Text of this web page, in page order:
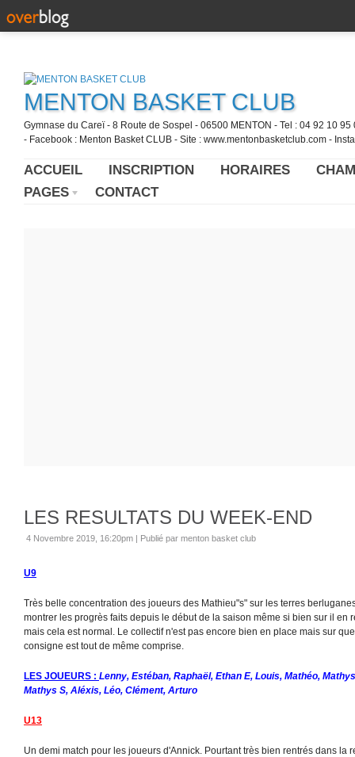
MENTON BASKET CLUB
Gymnase du Careï - 8 Route de Sospel - 06500 MENTON - Tel : 04 92 10
- Facebook : Menton Basket CLUB - Site : www.mentonbasketclub.com -
ACCUEIL INSCRIPTION HORAIRES
PAGES
CONTACT
LES RESULTATS DU WEEK-END
4 Novembre 2019, 16:20pm | Publié par menton basket club
U9
Très belle concentration des joueurs des Mathieu"s" sur les terres
montrer les progrès faits depuis le début de la saison même si bien sur il en
mais cela est normal. Le collectif n'est pas encore bien en place mais sur
consigne est tout de même comprise.
LES JOUEURS : Lenny, Estéban, Raphaël, Ethan E, Louis, Mathéo,
Mathys S, Aléxis, Léo, Clément, Arturo
U13
Un demi match pour les joueurs d'Annick. Pourtant très bien rentrés dans la